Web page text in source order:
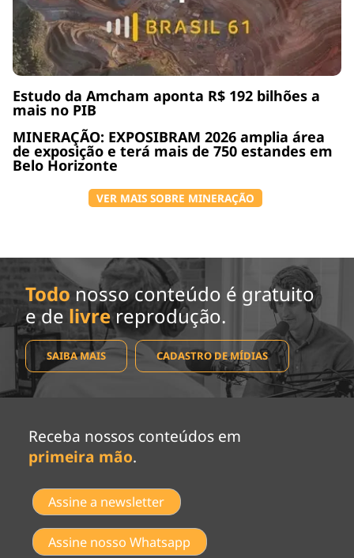
Estudo da Amcham aponta R$ 192 bilhões a
mais no PIB
MINERAÇÃO: EXPOSIBRAM 2026 amplia área
de exposição e terá mais de 750 estandes em
Belo Horizonte
VER MAIS SOBRE MINERAÇÃO
Todo nosso conteúdo é gratuito
e de livrereprodução.
SAIBA MAIS CADASTRO DE MÍDIAS
Receba nossos conteúdos em
primeira mão.
Assine a newsletter
Assine nosso Whatsapp